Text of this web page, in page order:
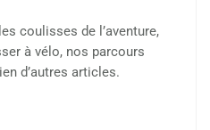
coulisses de l’aventure,
à vélo, nos parcours
d’autres articles.